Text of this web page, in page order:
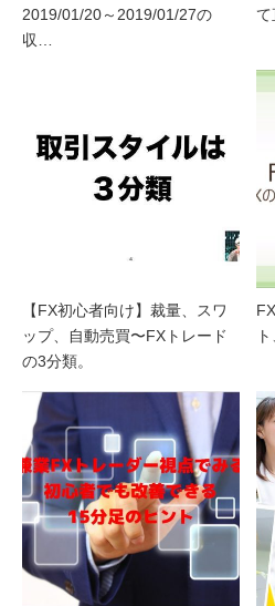
2019/01/20～2019/01/27の
収…
て
【FX初心者向け】裁量、スワ
ップ、自動売買〜FXトレード
の3分類。